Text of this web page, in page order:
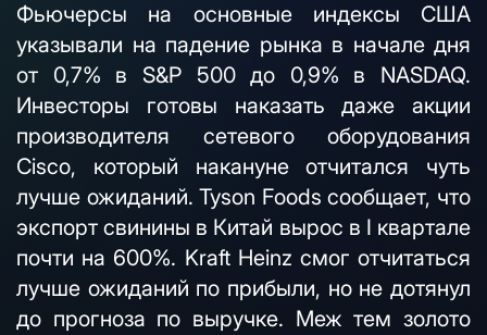
Фьючерсы на основные индексы США
указывали на падение рынка в начале дня
от 0,7% в S&P 500 до 0,9% в NASDAQ.
Инвесторы готовы наказать даже акции
производителя сетевого оборудования
Cisco, который накануне отчитался чуть
лучше ожиданий. Tyson Foods сообщает, что
экспорт свинины в Китай вырос в I квартале
почти на 600%. Kraft Heinz смог отчитаться
лучше ожиданий по прибыли, но не дотянул
до прогноза по выручке. Меж тем золото